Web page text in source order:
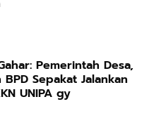
Pemerintah Desa,
Sepakat Jalankan
UNIPA gy